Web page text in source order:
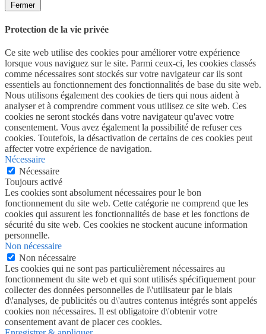
Fermer
Protection de la vie privée
Ce site web utilise des cookies pour améliorer votre expérience
lorsque vous naviguez sur le site. Parmi ceux-ci, les cookies classés
comme nécessaires sont stockés sur votre navigateur car ils sont
essentiels au fonctionnement des fonctionnalités de base du site web.
Nous utilisons également des cookies de tiers qui nous aident à
analyser et à comprendre comment vous utilisez ce site web. Ces
cookies ne seront stockés dans votre navigateur qu'avec votre
consentement. Vous avez également la possibilité de refuser ces
cookies. Toutefois, la désactivation de certains de ces cookies peut
affecter votre expérience de navigation.
Nécessaire
Nécessaire
Toujours activé
Les cookies sont absolument nécessaires pour le bon
fonctionnement du site web. Cette catégorie ne comprend que les
cookies qui assurent les fonctionnalités de base et les fonctions de
sécurité du site web. Ces cookies ne stockent aucune information
personnelle.
Non nécessaire
Non nécessaire
Les cookies qui ne sont pas particulièrement nécessaires au
fonctionnement du site web et qui sont utilisés spécifiquement pour
collecter des données personnelles de l\'utilisateur par le biais
d\'analyses, de publicités ou d\'autres contenus intégrés sont appelés
cookies non nécessaires. Il est obligatoire d\'obtenir votre
consentement avant de placer ces cookies.